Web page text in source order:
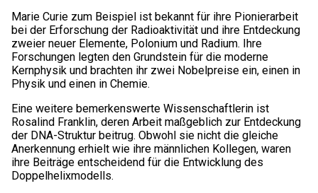
Marie Curie zum Beispiel ist bekannt für ihre Pionierarbeit
bei der Erforschung der Radioaktivität und ihre Entdeckung
zweier neuer Elemente, Polonium und Radium. Ihre
Forschungen legten den Grundstein für die moderne
Kernphysik und brachten ihr zwei Nobelpreise ein, einen in
Physik und einen in Chemie.
Eine weitere bemerkenswerte Wissenschaftlerin ist
Rosalind Franklin, deren Arbeit maßgeblich zur Entdeckung
der DNA-Struktur beitrug. Obwohl sie nicht die gleiche
Anerkennung erhielt wie ihre männlichen Kollegen, waren
ihre Beiträge entscheidend für die Entwicklung des
Doppelhelixmodells.